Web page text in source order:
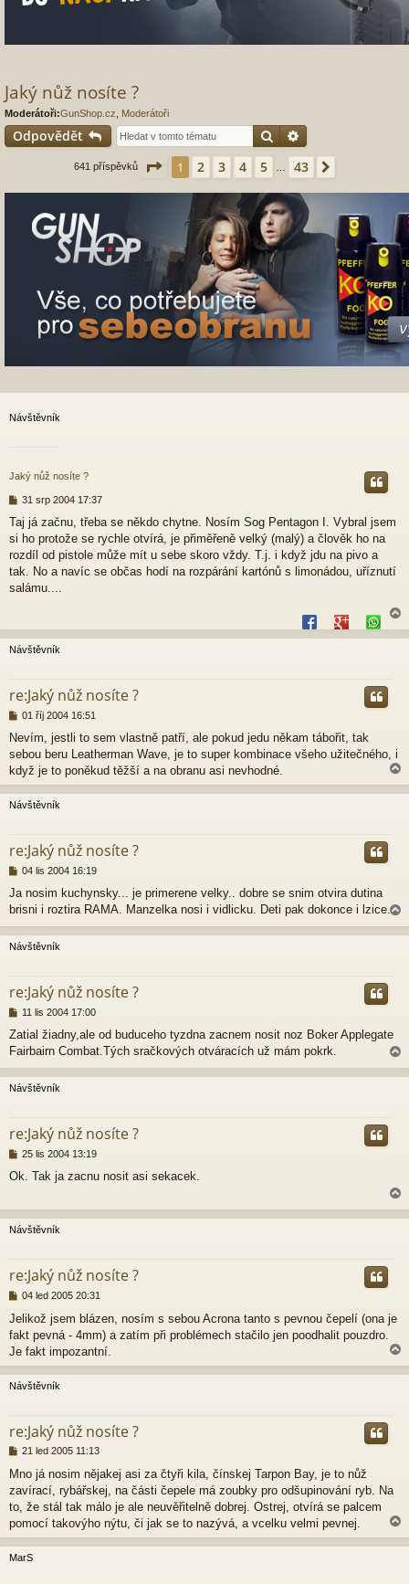
Jaký nůž nosíte ?
Moderátoři:GunShop.cz Moderátoři
Odpovědět Hledat
641 příspěvků Stránka 1z 43
1 2 3 4 5 43
Návštěvník
Jaký nůž nosíte ?
P
í
p
ě
v
e
31 srp 2004 17:37
Taj já začnu, třeba se někdo chytne. Nosím Sog Pentagon I. Vybral jsem
si ho protože se rychle otvírá, je přiměřeně velký (malý) a člověk ho na
rozdíl od pistole může mít u sebe skoro vždy. T.j. i když jdu na pivo a
tak. No a navíc se občas hodí na rozpárání kartónů s limonádou, uříznutí
salámu....
a
h
Návštěvník
re:Jaký nůž nosíte ?
P
í
s
p
ě
v
e
01 říj 2004 16:51
Nevím, jestli to sem vlastně patří, ale pokud jedu někam tábořit, tak
sebou beru Leatherman Wave, je to super kombinace všeho užitečného, i
když je to poněkud těžší a na obranu asi nevhodné.
a
h
Návštěvník
re:Jaký nůž nosíte ?
P
í
s
p
ě
v
04 lis 2004 16:19
Ja nosim kuchynsky... je primerene velky.. dobre se snim otvira dutina
brisni i roztira RAMA. Manzelka nosi i vidlicku. Deti pak dokonce i lzice.
a
h
Návštěvník
re:Jaký nůž nosíte ?
P
í
s
p
ě
v
11 lis 2004 17:00
Zatial žiadny,ale od buduceho tyzdna zacnem nosit noz Boker Applegate
Fairbairn Combat.Tých sračkových otváracích už mám pokrk.
a
h
Návštěvník
re:Jaký nůž nosíte ?
P
í
p
ě
v
25 lis 2004 13:19
Ok. Tak ja zacnu nosit asi sekacek.
a
h
Návštěvník
re:Jaký nůž nosíte ?
P
í
s
p
v
e
04 led 2005 20:31
Jelikož jsem blázen, nosím s sebou Acrona tanto s pevnou čepelí (ona je
fakt pevná - 4mm) a zatím při problémech stačilo jen poodhalit pouzdro.
Je fakt impozantní.
a
h
Návštěvník
re:Jaký nůž nosíte ?
P
í
s
p
e
k
21 led 2005 11:13
Mno já nosim nějakej asi za čtyři kila, čínskej Tarpon Bay, je to nůž
zavírací, rybářskej, na části čepele má zoubky pro odšupinování ryb. Na
to, že stál tak málo je ale neuvěřitelně dobrej. Ostrej, otvírá se palcem
pomocí takovýho nýtu, či jak se to nazývá, a vcelku velmi pevnej.
a
h
MarS